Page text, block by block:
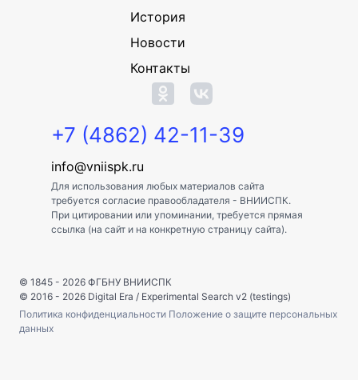
История
Новости
Контакты
+7 (4862) 42-11-39
info@vniispk.ru
Для использования любых материалов сайта
требуется согласие правообладателя - ВНИИСПК.
При цитировании или упоминании, требуется прямая
ссылка (на сайт и на конкретную страницу сайта).
© 1845 - 2026 ФГБНУ ВНИИСПК
© 2016 - 2026 Digital Era / Experimental Search v2 (testings)
Политика конфиденциальности Положение о защите персональных
данных